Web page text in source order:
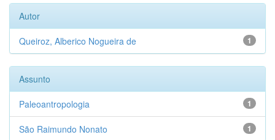
Autor
1
Queiroz, Alberico Nogueira de
Assunto
1
Paleoantropologia
1
São Raimundo Nonato